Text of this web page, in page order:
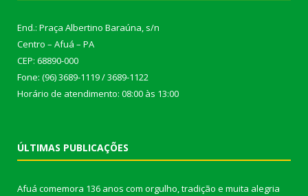
End.: Praça Albertino Baraúna, s/n
Centro – Afuá – PA
CEP: 68890-000
Fone: (96) 3689-1119 / 3689-1122
Horário de atendimento: 08:00 às 13:00
ÚLTIMAS PUBLICAÇÕES
Afuá comemora 136 anos com orgulho, tradição e muita alegria